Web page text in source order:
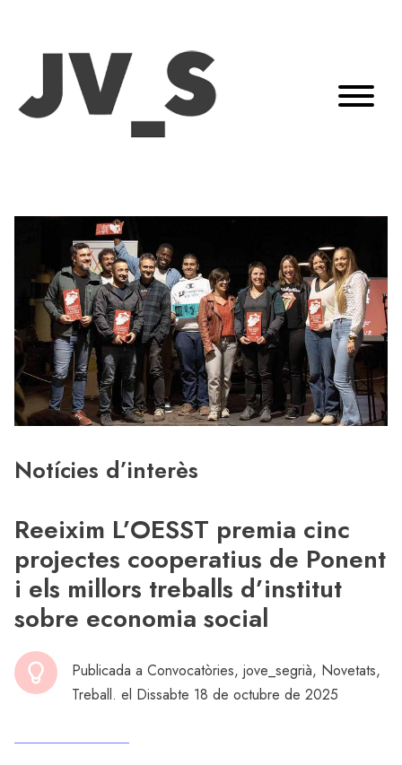
Notícies d’interès
Reeixim L’OESST premia cinc
projectes cooperatius de Ponent
i els millors treballs d’institut
sobre economia social
Publicada a Convocatòries, jove_segrià, Novetats,
Treball. el Dissabte 18 de octubre de 2025